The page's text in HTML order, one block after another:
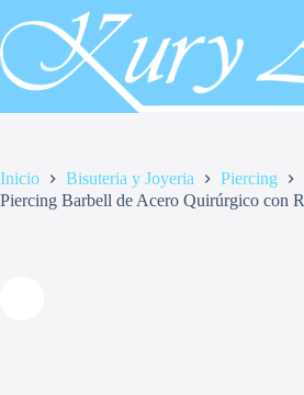
al
contenido
Inicio Bisuteria y Joyeria Piercing
Piercing Barbell de Acero Quirúrgico con